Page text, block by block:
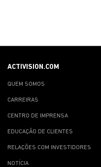
ACTIVISION.COM
QUEM SOMOS
CARREIRAS
CENTRO DE IMPRENSA
EDUCAÇÃO DE CLIENTES
RELAÇÕES COM INVESTIDORES
NOTÍCIA